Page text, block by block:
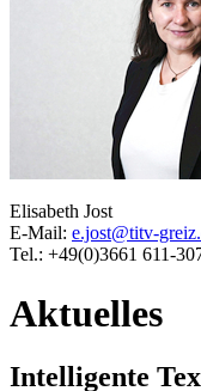
Elisabeth Jost
E-Mail: e.jost@titv-
Tel.: +49(0)3661 611-
Aktuelles
Intelligente